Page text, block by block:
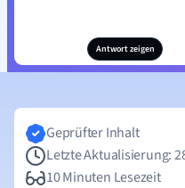
Antwort zeigen
Geprüfter Inhalt
Letzte Aktualisierung:
10 Minuten Lesezeit